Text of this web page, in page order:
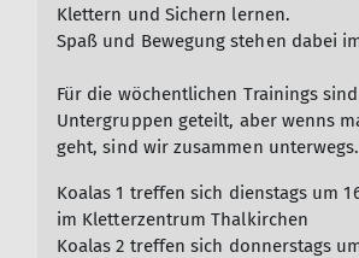
Klettern und Sichern lernen.
Spaß und Bewegung stehen dabei
Für die wöchentlichen Trainings
Untergruppen geteilt, aber wenns
geht, sind wir zusammen unterwegs.
Koalas 1 treffen sich dienstags um
im Kletterzentrum Thalkirchen
Koalas 2 treffen sich donnerstags